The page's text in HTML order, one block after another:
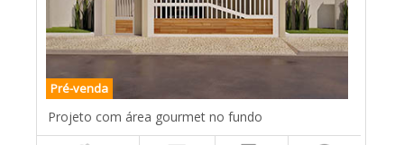
Pré-venda
Projeto com área gourmet no fundo